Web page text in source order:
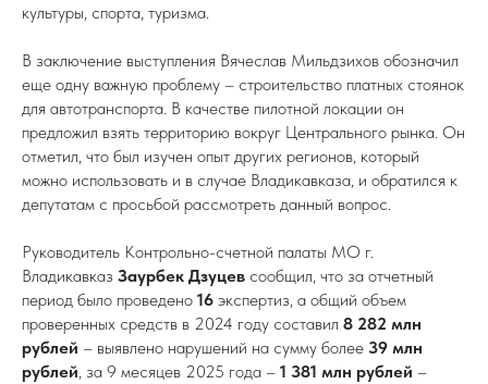
культуры, спорта, туризма.
В заключение выступления Вячеслав Мильдзихов обозначил
еще одну важную проблему – строительство платных стоянок
для автотранспорта. В качестве пилотной локации он
предложил взять территорию вокруг Центрального рынка. Он
отметил, что был изучен опыт других регионов, который
можно использовать и в случае Владикавказа, и обратился к
депутатам с просьбой рассмотреть данный вопрос.
Руководитель Контрольно-счетной палаты МО г.
Владикавказ Заурбек Дзуцев сообщил, что за отчетный
период было проведено 16 экспертиз, а общий объем
проверенных средств в 2024 году составил 8 282 млн
рублей – выявлено нарушений на сумму более 39 млн
рублей, за 9 месяцев 2025 года – 1 381 млн рублей –